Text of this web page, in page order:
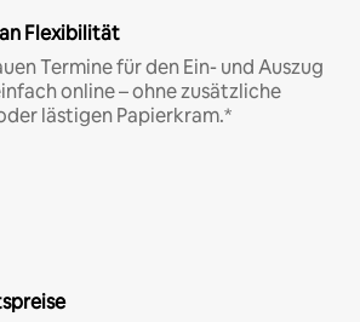
Flexibilität
Termine für den Ein- und Auszug
online – ohne zusätzliche
lästigen Papierkram.*